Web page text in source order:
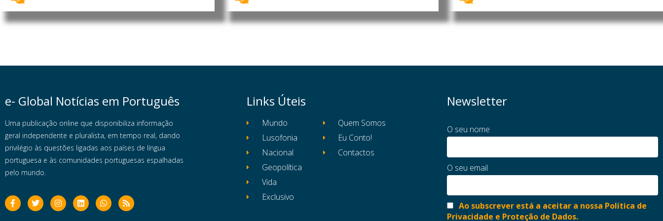
e- Global Notícias em Português
Uma publicação online que disponibiliza informação
geral independente e pluralista, em tempo real, dando
privilégio às questões ligadas aos países de língua
portuguesa e às comunidades portuguesas espalhadas
pelo mundo.
Links Úteis
Mundo
Lusofonia
Nacional
Geopolítica
Vida
Exclusivo
Quem Somos
Eu Conto!
Contactos
Newsletter
O seu nome
O seu email
Ao subscrever está a aceitar a nossa Política de
Privacidade e Proteção de Dados.